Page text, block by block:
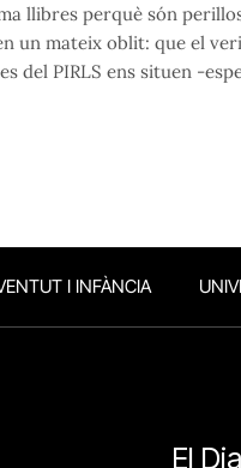
llibres perquè són
un mateix oblit: que el
del PIRLS ens situen -
I INFÀNCIA